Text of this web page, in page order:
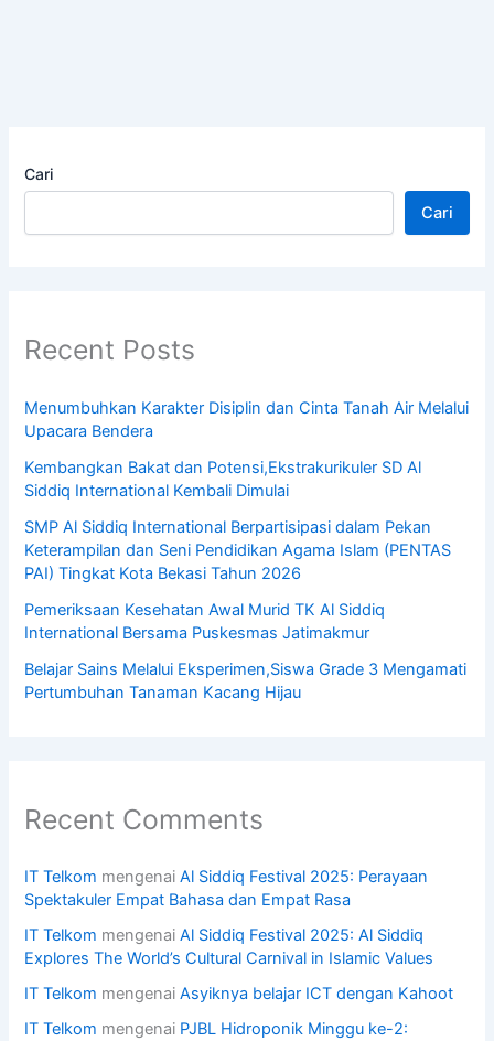
Cari
Cari
Recent Posts
Menumbuhkan Karakter Disiplin dan Cinta Tanah Air Melalui
Upacara Bendera
Kembangkan Bakat dan Potensi,Ekstrakurikuler SD Al
Siddiq International Kembali Dimulai
SMP Al Siddiq International Berpartisipasi dalam Pekan
Keterampilan dan Seni Pendidikan Agama Islam (PENTAS
PAI) Tingkat Kota Bekasi Tahun 2026
Pemeriksaan Kesehatan Awal Murid TK Al Siddiq
International Bersama Puskesmas Jatimakmur
Belajar Sains Melalui Eksperimen,Siswa Grade 3 Mengamati
Pertumbuhan Tanaman Kacang Hijau
Recent Comments
IT Telkom mengenaiAl Siddiq Festival 2025: Perayaan
Spektakuler Empat Bahasa dan Empat Rasa
IT Telkom mengenaiAl Siddiq Festival 2025: Al Siddiq
Explores The World’s Cultural Carnival in Islamic Values
IT Telkom mengenaiAsyiknya belajar ICT dengan Kahoot
IT Telkom mengenai PJBL Hidroponik Minggu ke-2: